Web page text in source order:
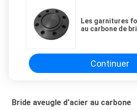
Les garnitures
au carbone de
Continuer
Bride aveugle d'acier au carbone